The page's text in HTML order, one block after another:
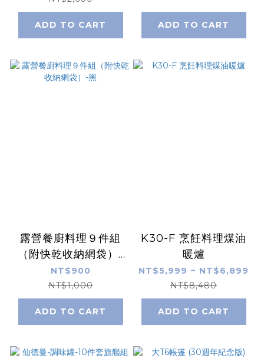
ADD TO CART ADD TO CART
露營餐廚料理９件組
（附快乾收納網袋）-
黑
NT$900
NT$1,000
ADD TO CART
K30-F 烹飪料理煤油
暖爐
NT$5,999 ~ NT$6,899
NT$8,480
ADD TO CART